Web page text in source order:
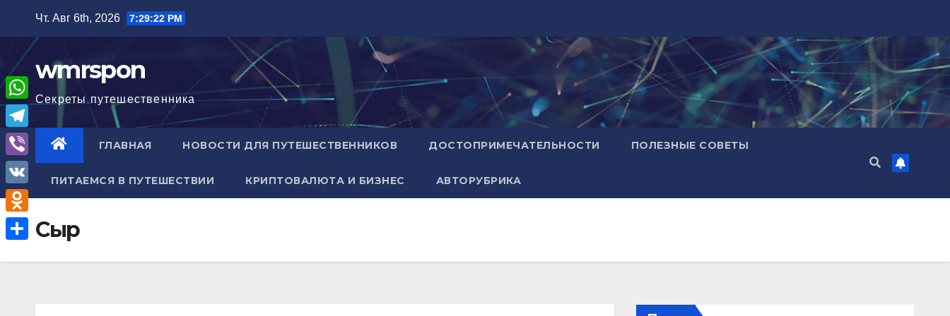
содержимому
Чт. Авг 6th, 2026 7:29:23 PM
wmrspon
Секреты путешественника
ГЛАВНАЯ НОВОСТИ ДЛЯ ПУТЕШЕСТВЕННИКОВ ДОСТОПРИМЕЧАТЕЛЬНОСТИ ПОЛЕЗНЫЕ СОВЕТЫ
ПИТАЕМСЯ В ПУТЕШЕСТВИИ КРИПТОВАЛЮТА И БИЗНЕС АВТОРУБРИКА
Сыр
W
h
a
A
T
e
l
e
g
V
i
b
e
V
K
O